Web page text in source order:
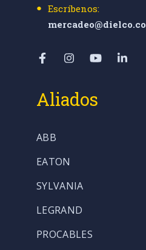
Escríbenos:
mercadeo@dielco.co
Aliados
ABB
EATON
SYLVANIA
LEGRAND
PROCABLES